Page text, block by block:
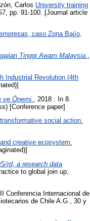
Carlos University training
pp. 91-100. [Journal article
caso Zona Bajío,
Tinggi Awam Malaysia.,
Industrial Revolution (4th
Önemi.
, 2018 . In 8.
[Conference paper]
social action.
creative ecosystem.
rd, a research data
to global join up,
Conferencia Internacional de
de Chile A.G., 30 y